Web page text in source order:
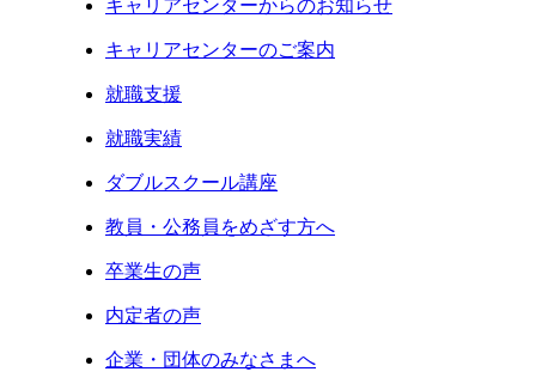
キャリアセンターからのお知らせ
キャリアセンターのご案内
就職支援
就職実績
ダブルスクール講座
教員・公務員をめざす方へ
卒業生の声
内定者の声
企業・団体のみなさまへ